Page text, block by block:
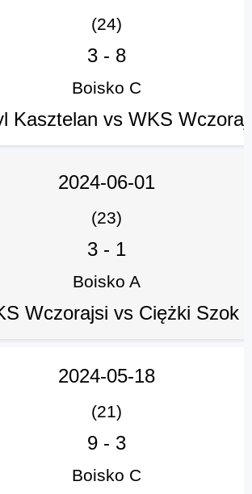
(24)
3 - 8
Boisko C
Kasztelan vs WKS
2024-06-01
(23)
3 - 1
Boisko A
Wczorajsi vs Ciężki Szok
2024-05-18
(21)
9 - 3
Boisko C